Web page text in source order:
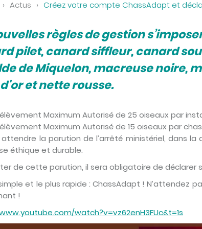
› Actus › Créez votre compte ChassAdapt et
règles de gestion
pilet, canard siffleur, canard
de Miquelon, macreuse noire,
et nette rousse.
Maximum Autorisé de 25 oiseaux par
Maximum Autorisé de 15 oiseaux par
attendre la parution de l’arrêté ministériel, dans
éthique et durable.
de cette parution, il sera obligatoire de déclarer
et le plus rapide : ChassAdapt ! N’attendez
!
watch?v=vz62enH3FUc&t=1s